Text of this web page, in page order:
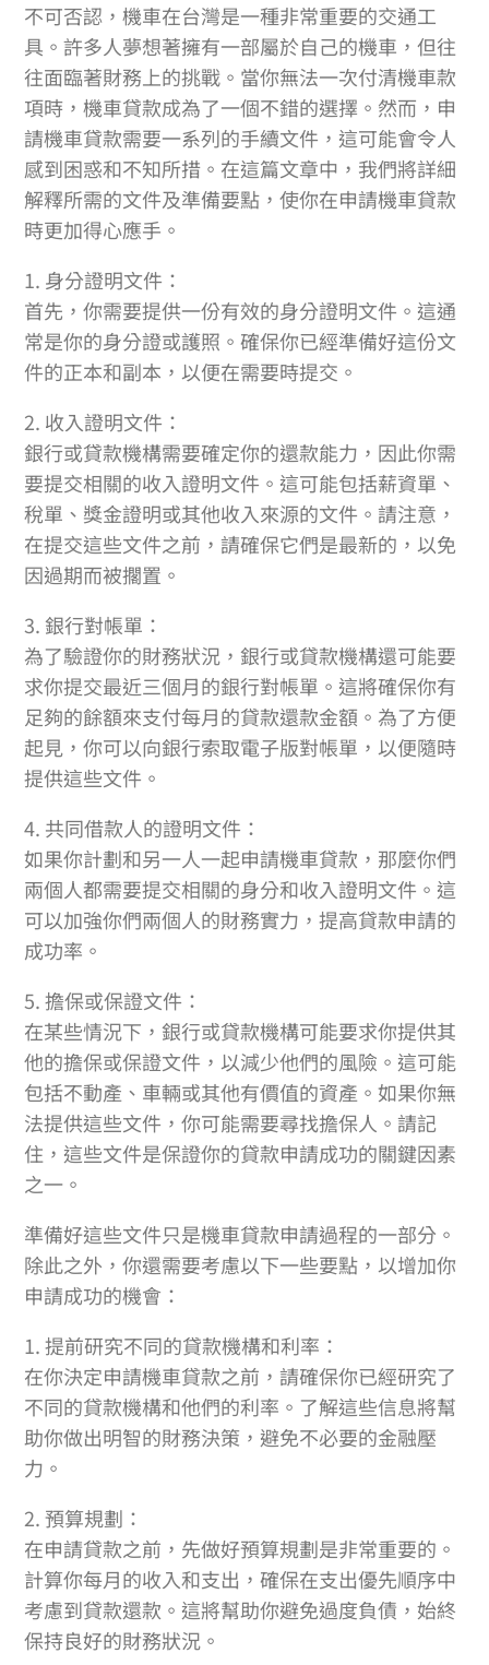
不可否認，機車在台灣是一種非常重要的交通工
具。許多人夢想著擁有一部屬於自己的機車，但往
往面臨著財務上的挑戰。當你無法一次付清機車款
項時，機車貸款成為了一個不錯的選擇。然而，申
請機車貸款需要一系列的手續文件，這可能會令人
感到困惑和不知所措。在這篇文章中，我們將詳細
解釋所需的文件及準備要點，使你在申請機車貸款
時更加得心應手。
1. 身分證明文件：
首先，你需要提供一份有效的身分證明文件。這通
常是你的身分證或護照。確保你已經準備好這份文
件的正本和副本，以便在需要時提交。
2. 收入證明文件：
銀行或貸款機構需要確定你的還款能力，因此你需
要提交相關的收入證明文件。這可能包括薪資單、
稅單、獎金證明或其他收入來源的文件。請注意，
在提交這些文件之前，請確保它們是最新的，以免
因過期而被擱置。
3. 銀行對帳單：
為了驗證你的財務狀況，銀行或貸款機構還可能要
求你提交最近三個月的銀行對帳單。這將確保你有
足夠的餘額來支付每月的貸款還款金額。為了方便
起見，你可以向銀行索取電子版對帳單，以便隨時
提供這些文件。
4. 共同借款人的證明文件：
如果你計劃和另一人一起申請機車貸款，那麼你們
兩個人都需要提交相關的身分和收入證明文件。這
可以加強你們兩個人的財務實力，提高貸款申請的
成功率。
5. 擔保或保證文件：
在某些情況下，銀行或貸款機構可能要求你提供其
他的擔保或保證文件，以減少他們的風險。這可能
包括不動產、車輛或其他有價值的資產。如果你無
法提供這些文件，你可能需要尋找擔保人。請記
住，這些文件是保證你的貸款申請成功的關鍵因素
之一。
準備好這些文件只是機車貸款申請過程的一部分。
除此之外，你還需要考慮以下一些要點，以增加你
申請成功的機會：
1. 提前研究不同的貸款機構和利率：
在你決定申請機車貸款之前，請確保你已經研究了
不同的貸款機構和他們的利率。了解這些信息將幫
助你做出明智的財務決策，避免不必要的金融壓
力。
2. 預算規劃：
在申請貸款之前，先做好預算規劃是非常重要的。
計算你每月的收入和支出，確保在支出優先順序中
考慮到貸款還款。這將幫助你避免過度負債，始終
保持良好的財務狀況。